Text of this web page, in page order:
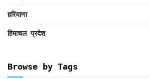
हरियाणा
हिमाचल प्रदेश
Browse by Tags